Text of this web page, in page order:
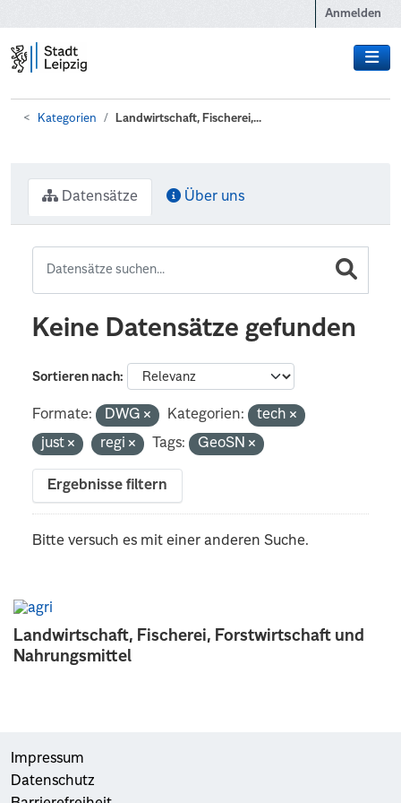
Anmelden
Kategorien Landwirtschaft, Fischerei,...
Landwirtschaft, Fischerei, Forstwirtschaft und
Nahrungsmittel
Datensätze Über uns
Keine Datensätze gefunden
Sortieren nach
Formate: DWG Kategorien:
tech
just
regi Tags: GeoSN
Ergebnisse filtern
Bitte versuch es mit einer anderen Suche.
Impressum
Datenschutz